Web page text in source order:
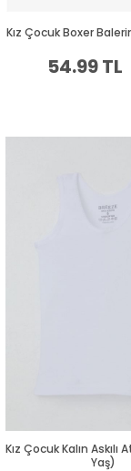
Kız Çocuk Kalın
Yaş)